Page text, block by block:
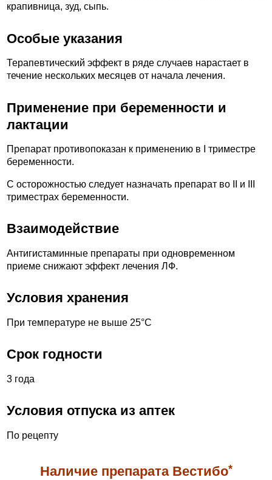
крапивница, зуд, сыпь.
Особые указания
Терапевтический эффект в ряде случаев нарастает в
течение нескольких месяцев от начала лечения.
Применение при беременности и
лактации
Препарат противопоказан к применению в I триместре
беременности.
С осторожностью следует назначать препарат во II и III
триместрах беременности.
Взаимодействие
Антигистаминные препараты при одновременном
приеме снижают эффект лечения ЛФ.
Условия хранения
При температуре не выше 25°С
Срок годности
3 года
Условия отпуска из аптек
По рецепту
Наличие препарата Вестибо*